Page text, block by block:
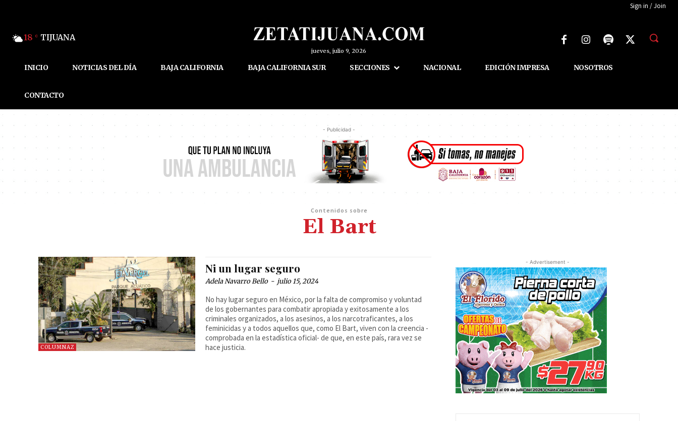
Sign in / Join
18 C TIJUANA
jueves, julio 9, 2026
INICIO NOTICIAS DEL DÍA BAJA CALIFORNIA BAJA CALIFORNIA SUR SECCIONES NACIONAL EDICIÓN IMPRESA NOSOTROS
CONTACTO
- Publicidad -
Contenidos sobre
El Bart
COLUMNAZ
Ni un lugar seguro
Adela Navarro Bello - julio 15, 2024
No hay lugar seguro en México, por la falta de compromiso y voluntad
de los gobernantes para combatir apropiada y exitosamente a los
criminales organizados, a los asesinos, a los narcotraficantes, a los
feminicidas y a todos aquellos que, como El Bart, viven con la creencia -
comprobada en la estadística oficial- de que, en este país, rara vez se
hace justicia.
- Advertisement -